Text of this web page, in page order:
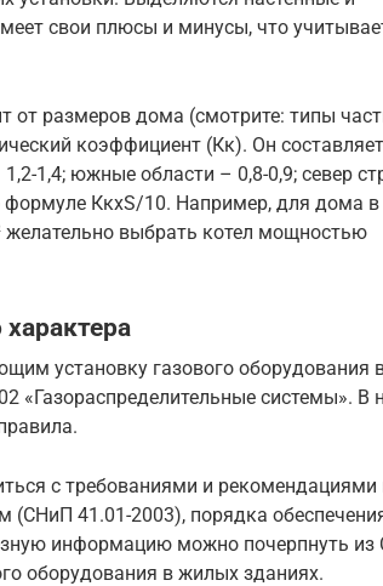
свои плюсы и минусы, что
от размеров дома (смотрите: типы
коэффициент (Кк). Он
1,4; южные области – 0,8-0,9; север
формуле КкхS/10. Например, для дома в
выбрать котел мощностью
установку газового оборудования
«Газораспределительные системы». В
с требованиями и рекомендациями
(СНиП 41.01-2003), порядка
информацию можно почерпнуть из
оборудования в жилых зданиях.